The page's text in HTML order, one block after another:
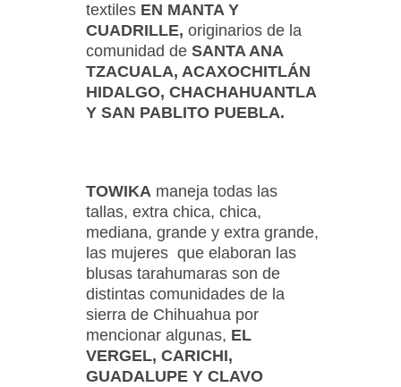
textiles EN MANTA Y
CUADRILLE, originarios de la
comunidad de SANTA ANA
TZACUALA, ACAXOCHITLÁN
HIDALGO, CHACHAHUANTLA
Y SAN PABLITO PUEBLA.
TOWIKA maneja todas las
tallas, extra chica, chica,
mediana, grande y extra grande,
las mujeres que elaboran las
blusas tarahumaras son de
distintas comunidades de la
sierra de Chihuahua por
mencionar algunas, EL
VERGEL, CARICHI,
GUADALUPE Y CLAVO